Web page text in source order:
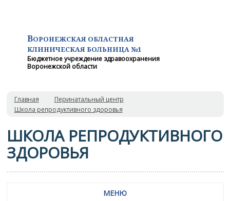
ВОРОНЕЖСКАЯ ОБЛАСТНАЯ
КЛИНИЧЕСКАЯ БОЛЬНИЦА №1
Бюджетное учреждение здравоохранения
Воронежской области
Главная
Перинатальный центр
Школа репродуктивного здоровья
ШКОЛА РЕПРОДУКТИВНОГО
ЗДОРОВЬЯ
МЕНЮ